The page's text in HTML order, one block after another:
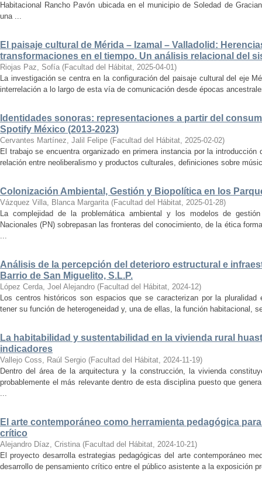
Habitacional Rancho Pavón ubicada en el municipio de Soledad de
una ...
El paisaje cultural de Mérida – Izamal – Valladolid:
transformaciones en el tiempo. Un análisis relacional del
Riojas Paz, Sofía (Facultad del Hábitat, 2025-04-01)
La investigación se centra en la configuración del paisaje cultural del eje
interrelación a lo largo de esta vía de comunicación desde épocas
Identidades sonoras: representaciones a partir del
Spotify México (2013-2023)
Cervantes Martínez, Jalil Felipe (Facultad del Hábitat, 2025-02-02)
El trabajo se encuentra organizado en primera instancia por la
relación entre neoliberalismo y productos culturales, definiciones sobre
Colonización Ambiental, Gestión y Biopolítica en los
Vázquez Villa, Blanca Margarita (Facultad del Hábitat, 2025-01-28)
La complejidad de la problemática ambiental y los modelos de
Nacionales (PN) sobrepasan las fronteras del conocimiento, de la ética
...
Análisis de la percepción del deterioro estructural e
Barrio de San Miguelito, S.L.P.
López Cerda, Joel Alejandro (Facultad del Hábitat, 2024-12)
Los centros históricos son espacios que se caracterizan por la
tener su función de heterogeneidad y, una de ellas, la función habitacional,
La habitabilidad y sustentabilidad en la vivienda rural
indicadores
Vallejo Coss, Raúl Sergio (Facultad del Hábitat, 2024-11-19)
Dentro del área de la arquitectura y la construcción, la vivienda
probablemente el más relevante dentro de esta disciplina puesto que
...
El arte contemporáneo como herramienta pedagógica
crítico
Alejandro Díaz, Cristina (Facultad del Hábitat, 2024-10-21)
El proyecto desarrolla estrategias pedagógicas del arte contemporáneo
desarrollo de pensamiento crítico entre el público asistente a la exposición